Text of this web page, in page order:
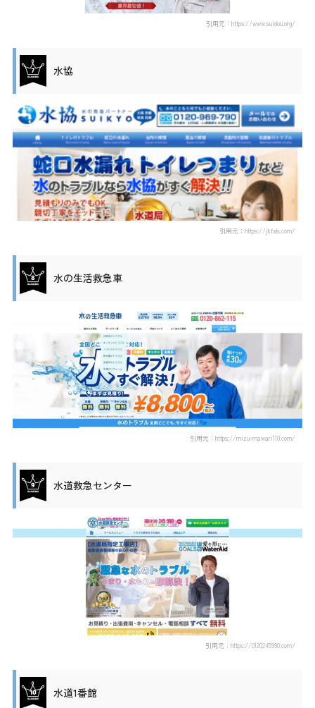
引用元：https://www.suidou.org/
水協
引用元：https://jkfals.com/
水の生活救急車
引用元：https://mizu-mawari110.com/
水道救急センター
引用元：https://0120245990.com/
水道1番館